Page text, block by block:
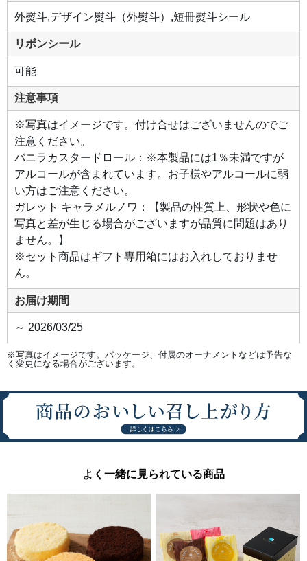
ツの
香ば
しさ
と風
味が
凝縮
し
た、
贅沢
な味
わい
で
す。
外熨斗,デザイン熨斗（外熨斗）,短冊熨斗シール
リボンシール
可能
注意事項
※写真はイメージです。付け合せはございませんのでご
注意ください。
バニラカスタードロール：※本製品には1％未満ですが
アルコールが含まれています。お子様やアルコールに弱
い方はご注意ください。
ガレット キャラメルノワ：【製品の性質上、形状や色に
写真と差が生じる場合がございますが品質に問題はあり
ません。】
※セット商品はギフト専用箱にはお入れしておりませ
ん。
お届け期間
～ 2026/03/25
※写真はイメージです。パッケージ、付属のオーナメントなどは予告な
く変更になる場合がございます。
よく一緒に見られている商品